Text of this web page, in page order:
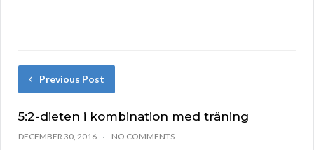
Previous Post
5:2-dieten i kombination med träning
DECEMBER 30, 2016 NO COMMENTS